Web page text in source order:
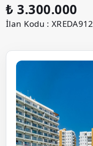
₺ 3.300.000
İlan Kodu : XREDA912